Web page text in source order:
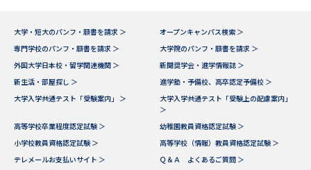
データサイエンス特集 奨学金・特待生制度特集
デジタルパンフレット 進路の３択
（高3生用）
（高2生用）
SELFBRAND特集ページ
大学・短大のパンフ・願書を請求 ＞
オープンキャンパス検索 ＞
専門学校のパンフ・願書を請求 ＞
大学院のパンフ・願書を請求 ＞
外国大学日本校・留学関連機関 ＞
新聞奨学会・進学情報誌 ＞
新生活・部屋探し ＞
進学塾・予備校、高卒認定予備校 ＞
大学入学共通テスト「受験案内」 ＞
大学入学共通テスト「受験上の配慮案内」
＞
高等学校卒業程度認定試験 ＞
幼稚園教員資格認定試験 ＞
小学校教員資格認定試験 ＞
高等学校（情報）教員資格認定試験 ＞
テレメールお支払いサイト ＞
Ｑ＆Ａ よくあるご質問 ＞